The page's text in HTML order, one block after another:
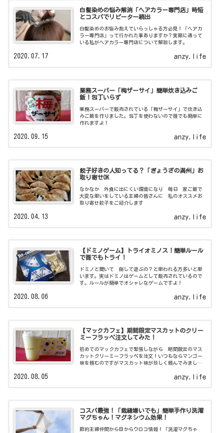
白髪染めの悩み解消「ヘアカラー専門店」時短
とコスパでリピーター続出
白髪染めのお悩み抱えていらっしゃる方必見！「ヘアカ
ラー専門店」って行かれた事ありますか？実際に通って
いる私がヘアカラー専門店について解説します。
anzy.life
2020.07.17
業務スーパー「梅ザーサイ」簡単炊き込みご
飯！包丁いらず
業務スーパーで販売されている「梅ザーサイ」で炊き込
みご飯を作りました。包丁を使わないので誰でも簡単に
作れますよ！
anzy.life
2020.09.15
餃子好きの人知ってる？「ぎょうざの満州」お
取り寄せOK
なかなか 外食に出にくい環境になり 毎日 家ご飯で
大変な思いをしている主婦の皆さんに 私のオススメお
取り寄せ餃子をご紹介します
anzy.life
2020.04.13
【ドミノゲーム】トライオミノス！簡単ルール
で誰でもトライ！
ドミノと聞いて 倒して遊ぶの？と思われる方多いと思
います。実はドミノはゲームとして販売されているので
す。ルールが簡単でオシャレなゲームですよ！
anzy.life
2020.08.06
【マックカフェ】期間限定マスカットのクリー
ミーフラッペ注文してみた！
初めてのマックカフェで緊張しながら 期間限定のマス
カットクリーミーフラッペを注文！いつもならマンゴー
味を頼むのですがマスカット味が珍しく頼んでみまし
anzy.life
2020.08.05
コスパ最強！「裁縫嫌いでも」簡単手作り洗濯
マグちゃん！マグネシウム効果！
節約主婦仲間から目からウロコ情報！「洗濯マグちゃ